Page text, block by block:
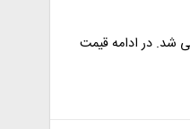
شد. در ادامه قیمت